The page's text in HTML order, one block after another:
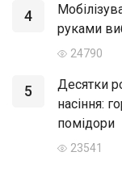
4
руками
24790
5
Десятки
насіння:
помідори
23541